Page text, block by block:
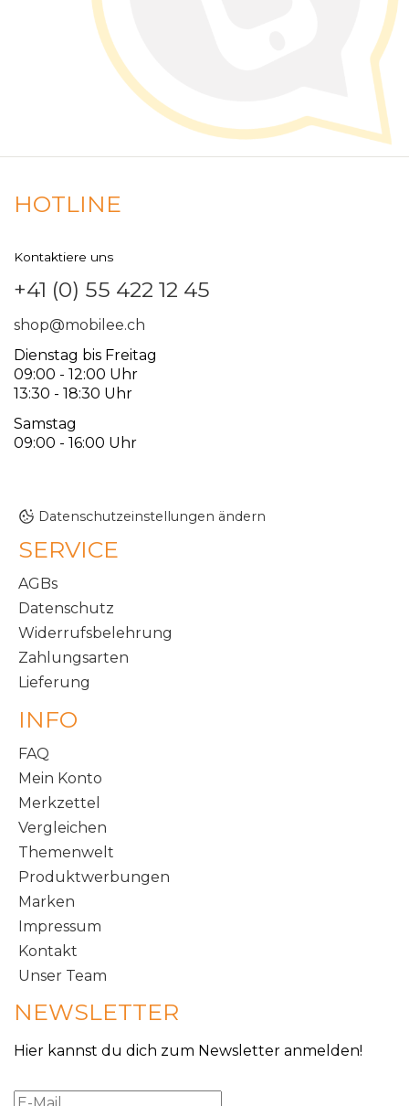
HOTLINE
Kontaktiere uns
+41 (0) 55 422 12 45
shop@mobilee.ch
Dienstag bis Freitag
09:00 - 12:00 Uhr
13:30 - 18:30 Uhr
Samstag
09:00 - 16:00 Uhr
Datenschutzeinstellungen ändern
SERVICE
AGBs
Datenschutz
Widerrufsbelehrung
Zahlungsarten
Lieferung
INFO
FAQ
Mein Konto
Merkzettel
Vergleichen
Themenwelt
Produktwerbungen
Marken
Impressum
Kontakt
Unser Team
NEWSLETTER
Hier kannst du dich zum Newsletter anmelden!